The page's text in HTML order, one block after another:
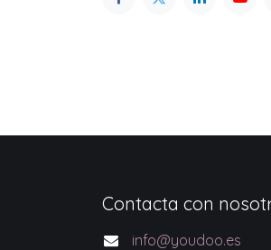
Contacta con
info@youdoo.es